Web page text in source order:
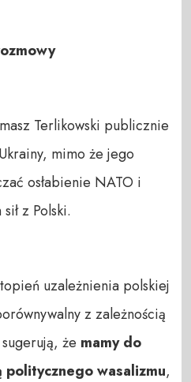
Terlikowski publicznie
mimo że jego
osłabienie NATO i
z Polski.
uzależnienia polskiej
z zależnością
że mamy do
politycznego wasalizmu,